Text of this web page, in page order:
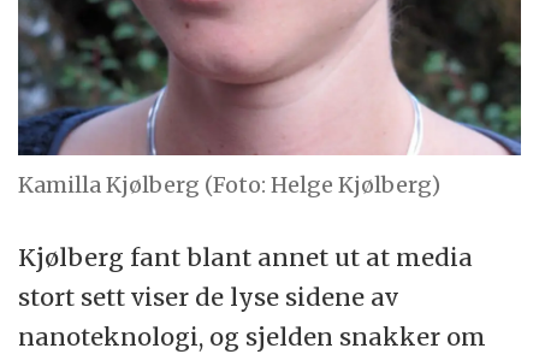
Kamilla Kjølberg (Foto: Helge Kjølberg)
Kjølberg fant blant annet ut at media
stort sett viser de lyse sidene av
nanoteknologi, og sjelden snakker om